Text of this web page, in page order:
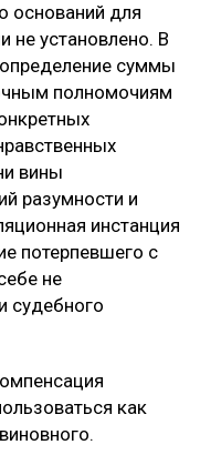
оснований для
не установлено. В
суммы
полномочиям
вины
разумности и
инстанция
потерпевшего с
не
судебного
как